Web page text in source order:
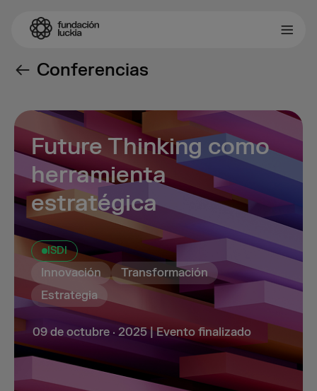
Conferencias
Future Thinking como
herramienta
estratégica
ISDI
Innovación
Transformación
Estrategia
09 de octubre · 2025 | Evento finalizado